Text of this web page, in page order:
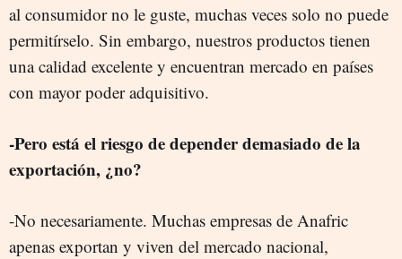
al consumidor no le guste, muchas veces solo no puede
permitírselo. Sin embargo, nuestros productos tienen
una calidad excelente y encuentran mercado en países
con mayor poder adquisitivo.
-Pero está el riesgo de depender demasiado de la
exportación, ¿no?
-No necesariamente. Muchas empresas de Anafric
apenas exportan y viven del mercado nacional,